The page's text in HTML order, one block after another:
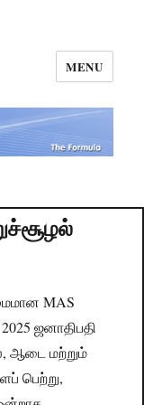
MENU
MAS
ஜனாதிபதி
ஆடை மற்றும்
பெற்று,